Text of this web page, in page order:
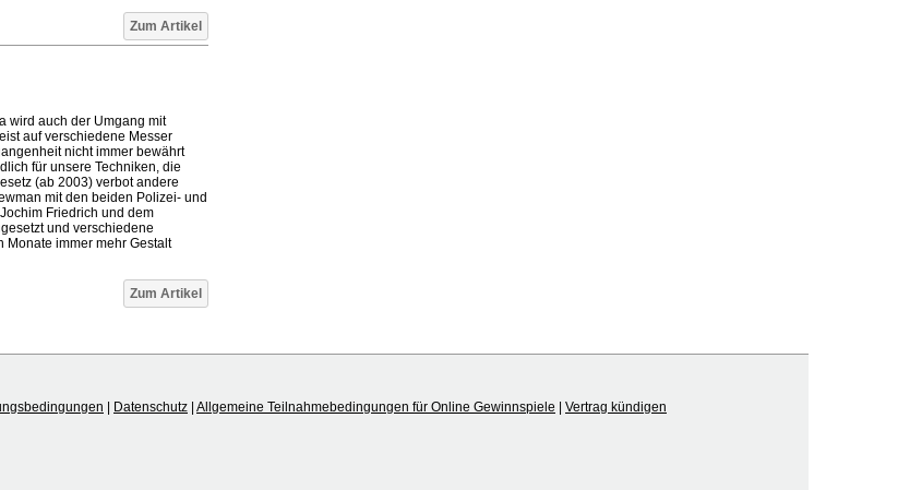
Zum Artikel
wird auch der Umgang mit
auf verschiedene Messer
nicht immer bewährt
für unsere Techniken, die
(ab 2003) verbot andere
mit den beiden Polizei- und
Friedrich und dem
und verschiedene
Monate immer mehr Gestalt
Zum Artikel
| Datenschutz | Allgemeine Teilnahmebedingungen für Online Gewinnspiele | Vertrag kündigen